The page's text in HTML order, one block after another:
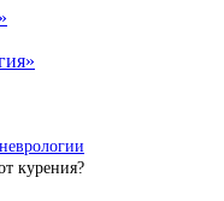
курения?